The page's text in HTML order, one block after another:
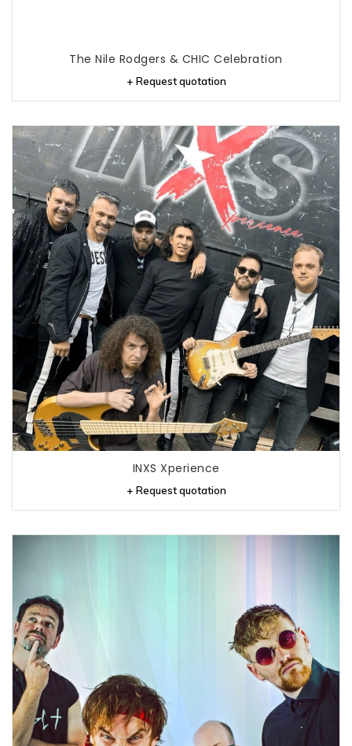
The Nile Rodgers & CHIC Celebration
+ Request quotation
INXS Xperience
+ Request quotation